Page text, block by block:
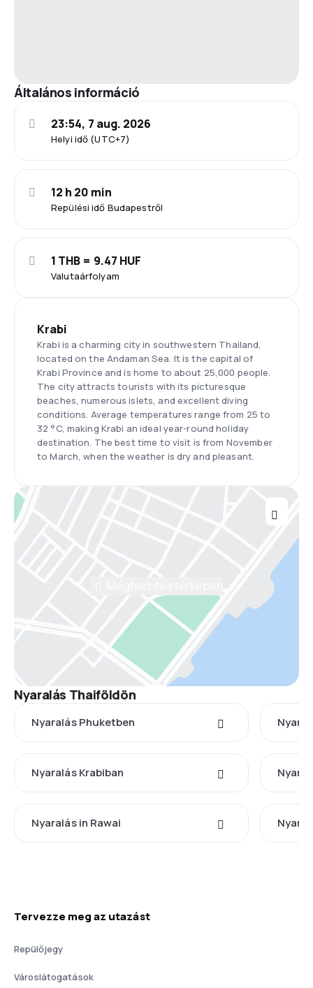
Általános információ
Helyi idő (UTC+7)
23:54, 7 aug. 2026
Repülési idő Budapestről
12 h 20 min
Valutaárfolyam
1 THB = 9.47 HUF
Krabi
Krabi is a charming city in southwestern Thailand,
located on the Andaman Sea. It is the capital of
Krabi Province and is home to about 25,000 people.
The city attracts tourists with its picturesque
beaches, numerous islets, and excellent diving
conditions. Average temperatures range from 25 to
32 °C, making Krabi an ideal year-round holiday
destination. The best time to visit is from November
to March, when the weather is dry and pleasant.
Nyaralás Thaiföldön
Nyaralás Phuketben
Nyaralás Krabiban
Nyaralás in Rawai
Tervezze meg az utazást
Repülőjegy
Városlátogatások